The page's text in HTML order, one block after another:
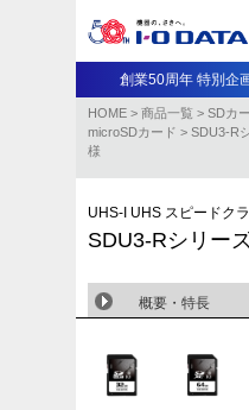
創業50周年 特別企
HOME > 商品一覧 > SDカ
microSDカード > SDU3-R
様
UHS-I UHS スピードク
SDU3-Rシリー
概要・特長